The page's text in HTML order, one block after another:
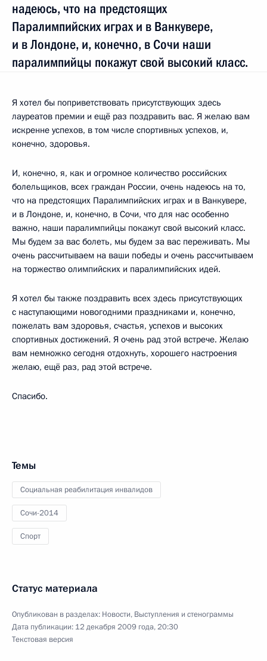
надеюсь, что на предстоящих
Паралимпийских играх и в Ванкувере,
и в Лондоне, и, конечно, в Сочи наши
паралимпийцы покажут свой высокий класс.
Я хотел бы поприветствовать присутствующих здесь
лауреатов премии и ещё раз поздравить вас. Я желаю вам
искренне успехов, в том числе спортивных успехов, и,
конечно, здоровья.
И, конечно, я, как и огромное количество российских
болельщиков, всех граждан России, очень надеюсь на то,
что на предстоящих Паралимпийских играх и в Ванкувере,
и в Лондоне, и, конечно, в Сочи, что для нас особенно
важно, наши паралимпийцы покажут свой высокий класс.
Мы будем за вас болеть, мы будем за вас переживать. Мы
очень рассчитываем на ваши победы и очень рассчитываем
на торжество олимпийских и паралимпийских идей.
Я хотел бы также поздравить всех здесь присутствующих
с наступающими новогодними праздниками и, конечно,
пожелать вам здоровья, счастья, успехов и высоких
спортивных достижений. Я очень рад этой встрече. Желаю
вам немножко сегодня отдохнуть, хорошего настроения
желаю, ещё раз, рад этой встрече.
Спасибо.
Темы
Социальная реабилитация инвалидов
Сочи-2014
Спорт
Статус материала
Опубликован в разделах: Новости, Выступления и стенограммы
Дата публикации: 12 декабря 2009 года, 20:30
Текстовая версия